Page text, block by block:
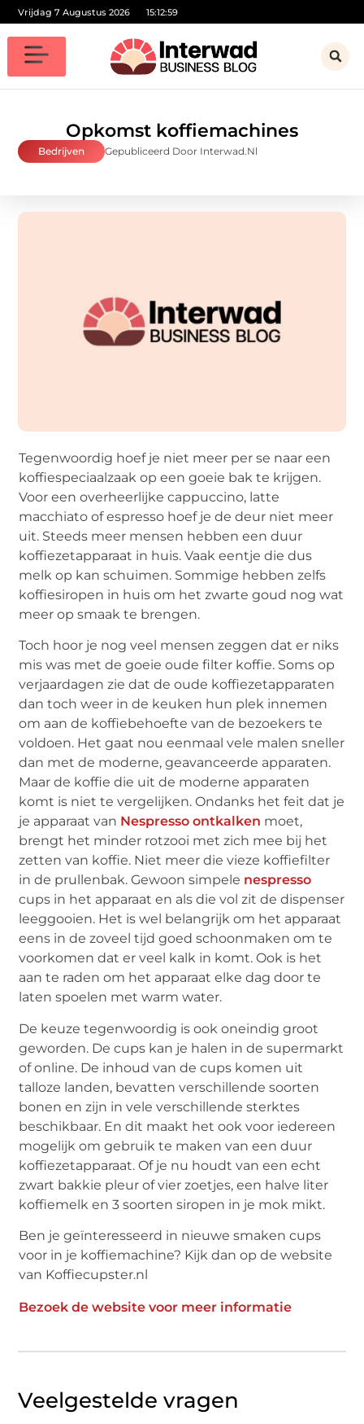
Vrijdag 7 Augustus 2026 15:13:01
Opkomst koffiemachines
Bedrijven Gepubliceerd Door Interwad.nl
Tegenwoordig hoef je niet meer per se naar een
koffiespeciaalzaak op een goeie bak te krijgen.
Voor een overheerlijke cappuccino, latte
macchiato of espresso hoef je de deur niet meer
uit. Steeds meer mensen hebben een duur
koffiezetapparaat in huis. Vaak eentje die dus
melk op kan schuimen. Sommige hebben zelfs
koffiesiropen in huis om het zwarte goud nog wat
meer op smaak te brengen.
Toch hoor je nog veel mensen zeggen dat er niks
mis was met de goeie oude filter koffie. Soms op
verjaardagen zie dat de oude koffiezetapparaten
dan toch weer in de keuken hun plek innemen
om aan de koffiebehoefte van de bezoekers te
voldoen. Het gaat nou eenmaal vele malen sneller
dan met de moderne, geavanceerde apparaten.
Maar de koffie die uit de moderne apparaten
komt is niet te vergelijken. Ondanks het feit dat je
je apparaat van Nespresso ontkalken moet,
brengt het minder rotzooi met zich mee bij het
zetten van koffie. Niet meer die vieze koffiefilter
in de prullenbak. Gewoon simpele nespresso
cups in het apparaat en als die vol zit de dispenser
leeggooien. Het is wel belangrijk om het apparaat
eens in de zoveel tijd goed schoonmaken om te
voorkomen dat er veel kalk in komt. Ook is het
aan te raden om het apparaat elke dag door te
laten spoelen met warm water.
De keuze tegenwoordig is ook oneindig groot
geworden. De cups kan je halen in de supermarkt
of online. De inhoud van de cups komen uit
talloze landen, bevatten verschillende soorten
bonen en zijn in vele verschillende sterktes
beschikbaar. En dit maakt het ook voor iedereen
mogelijk om gebruik te maken van een duur
koffiezetapparaat. Of je nu houdt van een echt
zwart bakkie pleur of vier zoetjes, een halve liter
koffiemelk en 3 soorten siropen in je mok mikt.
Ben je geïnteresseerd in nieuwe smaken cups
voor in je koffiemachine? Kijk dan op de website
van Koffiecupster.nl
Bezoek de website voor meer informatie
Veelgestelde vragen